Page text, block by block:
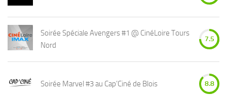
Soirée Spéciale Avengers #1 @ CinéLoire Tours
Nord
7.5
Soirée Marvel #3 au Cap’Ciné de Blois 8.8